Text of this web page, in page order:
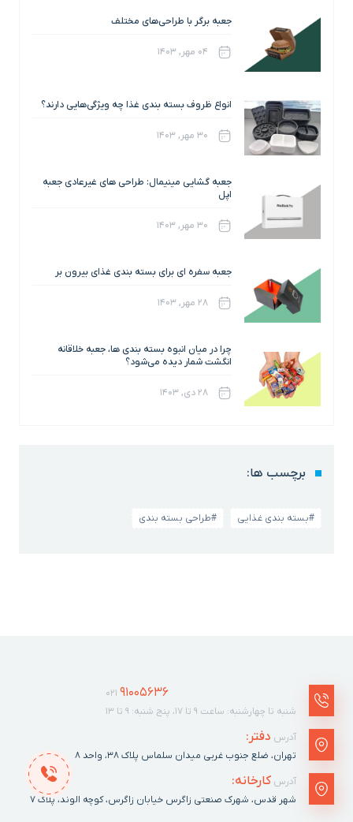
جعبه برگر با طراحی‌های مختلف
۰۴ مهر, ۱۴۰۳
انواع ظروف بسته بندی غذا چه ویژگی‌هایی دارند؟
۳۰ مهر, ۱۴۰۳
جعبه گشایی مینیمال: طراحی های غیرعادی جعبه
اپل
۳۰ مهر, ۱۴۰۳
جعبه سفره ای برای بسته بندی غذای بیرون بر
۲۸ مهر, ۱۴۰۳
چرا در میان انبوه بسته بندی ها، جعبه خلاقانه
انگشت شمار دیده می‌شود؟
۲۸ دی, ۱۴۰۳
برچسب ها:
#بسته بندی غذایی #طراحی بسته بندی
021 91005636
شنبه تا چهارشنبه: ساعت ۹ تا ۱۷، پنج شنبه: ۹ تا ۱۳
آدرس دفتر:
تهران، ضلع جنوب غربی میدان سلماس پلاک ٣٨، واحد ۸
آدرس کارخانه:
شهر قدس، شهرک صنعتی زاگرس خیابان زاگرس، کوچه الوند، پلاک ٧